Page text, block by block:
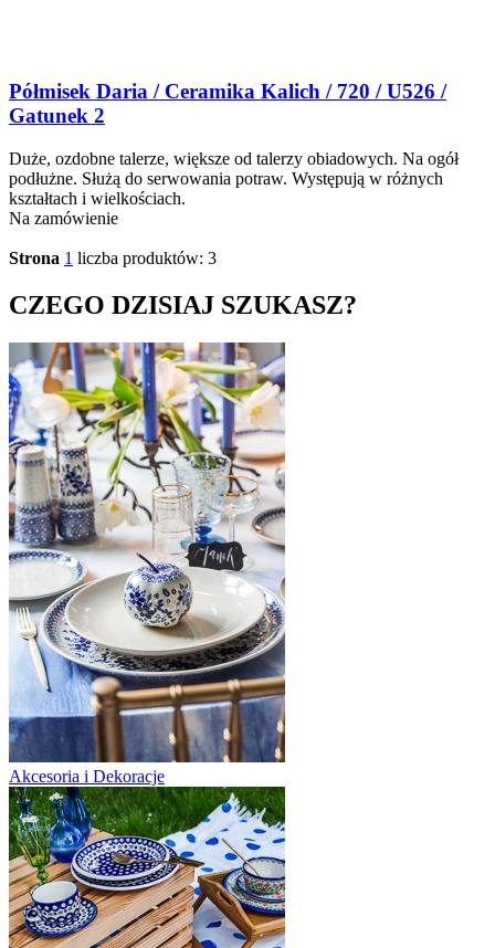
Półmisek Daria / Ceramika Kalich / 720 / U526 /
Gatunek 2
Duże, ozdobne talerze, większe od talerzy obiadowych. Na ogół
podłużne. Służą do serwowania potraw. Występują w różnych
kształtach i wielkościach.
Na zamówienie
Strona 1 liczba produktów: 3
CZEGO DZISIAJ SZUKASZ?
Akcesoria i Dekoracje